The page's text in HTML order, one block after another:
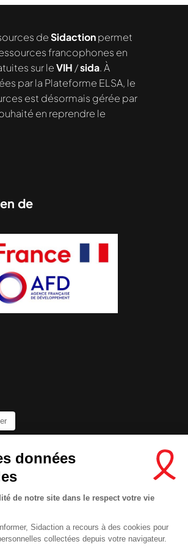
données
de notre site dans le respect votre vie
Sidaction a recours à des cookies pour
collectées depuis votre navigateur.
deSidactionpermet
francophones en
sur leVIH /sida. À
par la Plateforme ELSA, le
est désormais gérée par
en reprendre le
de
réseaux :